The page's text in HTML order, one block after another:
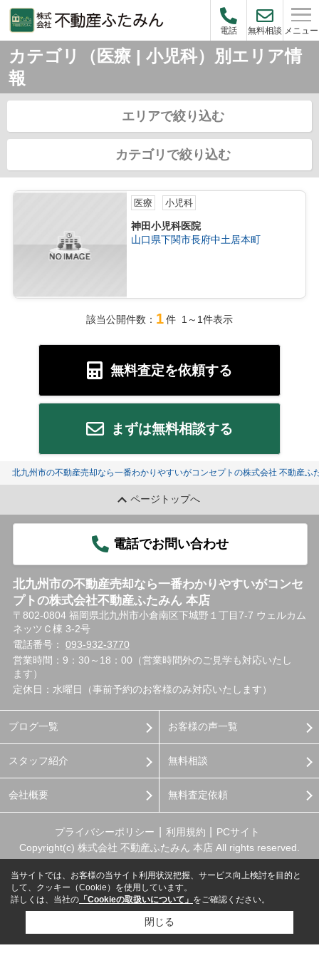
電話 無料相談 メニュー
カテゴリ（医療 | 小児科）別エリア情
報
エリアで絞り込む
カテゴリで絞り込む
医療 小児科
神田小児科医院
山口県下関市長府中土居本町
該当公開件数： 1件 1～1件表示
無料査定を依頼する
まずは無料相談する
北九州市の不動産売却なら一番わかりやすいがコンセプトの株式会社 不動産ふ
ページトップへ
電話でお問い合わせ
北九州市の不動産売却なら一番わかりやすいがコンセ
プトの株式会社不動産ふたみん 本店
〒802-0804 福岡県北九州市小倉南区下城野１丁目7-7 ウェルカム
ネッツＣ棟 3-2号
電話番号： 093-932-3770
営業時間：9：30～18：00（営業時間外のご見学も対応いたし
ます）
定休日：水曜日（事前予約のお客様のみ対応いたします）
ブログ一覧
スタッフ紹介
会社概要
お客様の声一覧
無料相談
無料査定依頼
プライバシーポリシー 利用規約
PCサイト
Copyright(c) 株式会社 不動産ふたみん 本店 All rights reserved.
当サイトでは、お客様の当サイト利用状況把握、サービス向上検討を目的と
して、クッキー（Cookie）を使用しています。
詳しくは、当社の 「Cookieの取扱いについて」 をご確認ください。
閉じる